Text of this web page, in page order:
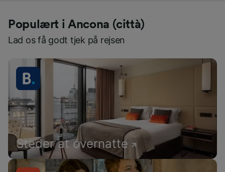
Populært i Ancona (città)
Lad os få godt tjek på rejsen
Steder at overnatte